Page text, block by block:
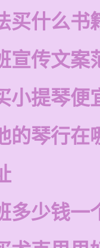
买什么书
宣传文案
小提琴便
的琴行在
多少钱一